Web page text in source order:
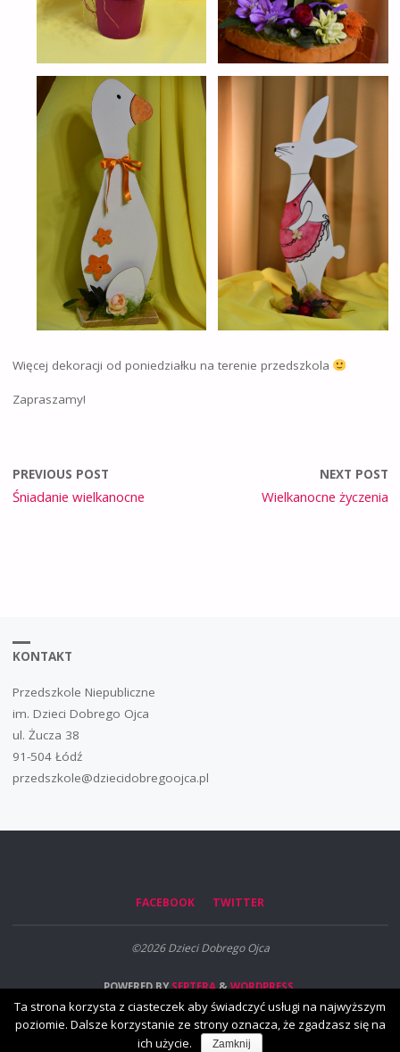
Więcej dekoracji od poniedziałku na terenie przedszkola
Zapraszamy!
PREVIOUS POST
Śniadanie wielkanocne
NEXT POST
Wielkanocne życzenia
KONTAKT
Przedszkole Niepubliczne
im. Dzieci Dobrego Ojca
ul. Żucza 38
91-504 Łódź
przedszkole@dziecidobregoojca.pl
FACEBOOK TWITTER
©2026 Dzieci Dobrego Ojca
POWERED BYSEPTERA&WORDPRESS.
Ta strona korzysta z ciasteczek aby świadczyć usługi na najwyższym
poziomie. Dalsze korzystanie ze strony oznacza, że zgadzasz się na
ich użycie.
Zamknij